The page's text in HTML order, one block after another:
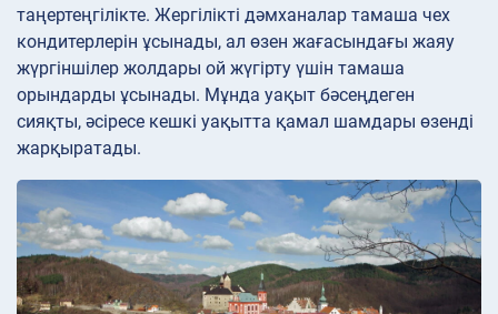
таңертеңгілікте. Жергілікті дәмханалар тамаша чех
кондитерлерін ұсынады, ал өзен жағасындағы жаяу
жүргіншілер жолдары ой жүгірту үшін тамаша
орындарды ұсынады. Мұнда уақыт бәсеңдеген
сияқты, әсіресе кешкі уақытта қамал шамдары өзенді
жарқыратады.